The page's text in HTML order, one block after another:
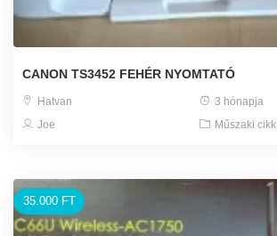
CANON TS3452 FEHÉR NYOMTATÓ
Hatvan
3 hónapja
Joe
Műszaki cikk
35.000 FT